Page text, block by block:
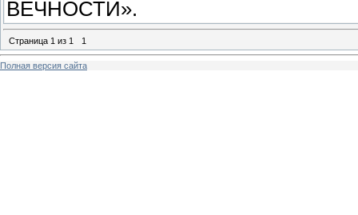
ВЕЧНОСТИ».
Страница 1 из 1 1
Полная версия сайта